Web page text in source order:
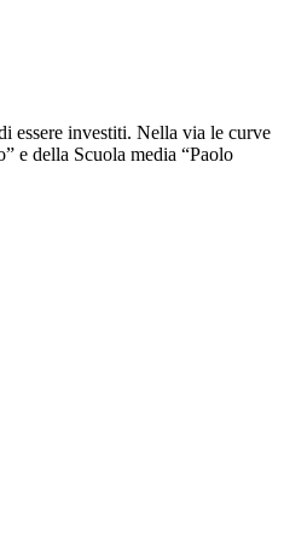
essere investiti. Nella via le curve
e della Scuola media “Paolo